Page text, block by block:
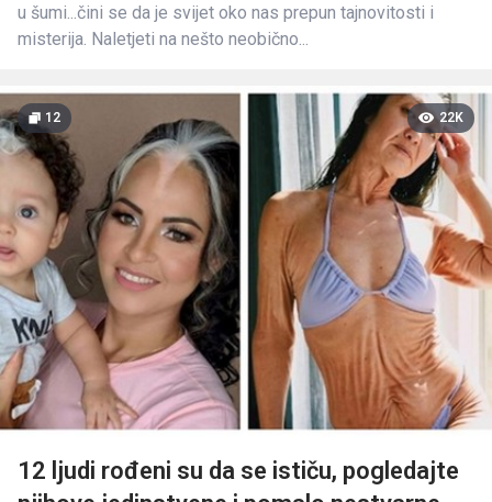
u šumi...čini se da je svijet oko nas prepun tajnovitosti i
misterija. Naletjeti na nešto neobično...
12 22K
12 ljudi rođeni su da se ističu, pogledajte